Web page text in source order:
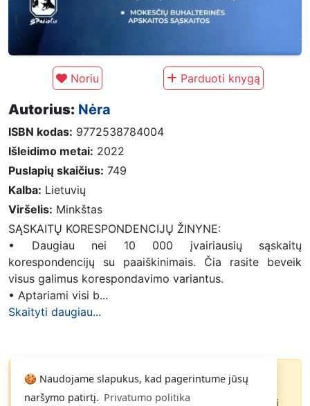
🍪 Naudojame slapukus, kad pagerintume jūsų
naršymo patirtį. Privatumo politika
Noriu Parduoti knygą
Autorius: Nėra
ISBN kodas: 9772538784004
Išleidimo metai: 2022
Puslapių skaičius: 749
Kalba: Lietuvių
Viršelis: Minkštas
SĄSKAITŲ KORESPONDENCIJŲ ŽINYNE:
• Daugiau nei 10 000 įvairiausių sąskaitų
korespondencijų su paaiškinimais. Čia rasite beveik
visus galimus korespondavimo variantus.
• Aptariami visi b...
Skaityti daugiau...
Knyga parduota